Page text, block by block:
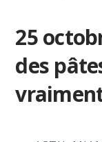
25
des